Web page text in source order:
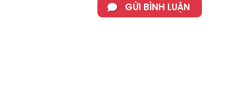
GỬI BÌNH LUẬN